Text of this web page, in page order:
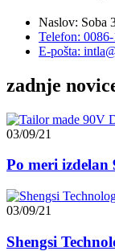
Naslov: Soba
Telefon:
E-pošta:
zadnje
03/09/21
Po meri
03/09/21
Shengsi